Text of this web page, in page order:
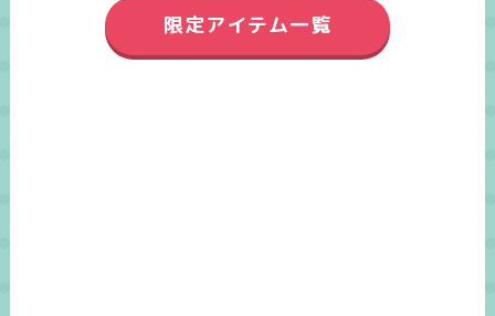
限定アイテム一覧